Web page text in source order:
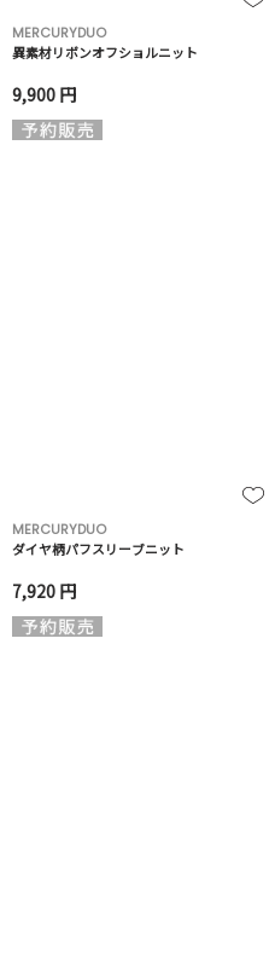
MERCURYDUO
異素材リボンオフショルニット
9,900 円
MERCURYDUO
ダイヤ柄パフスリーブニット
7,920 円